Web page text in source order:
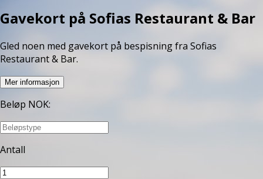
Gavekort på Sofias Restaurant & Bar
Gled noen med gavekort på bespisning fra Sofias
Mer informasjon
Beløp NOK:
Antall